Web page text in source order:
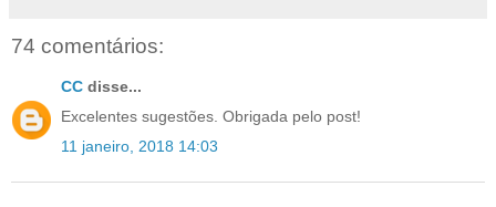
74 comentários:
CC disse...
Excelentes sugestões. Obrigada pelo post!
11 janeiro, 2018 14:03